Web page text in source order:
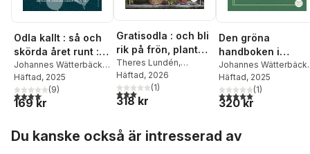
Odla kallt : så och
skörda året runt :
grönsaker,
sommarblommor,
perenner
Johannes Wätterbäck,
Theres Lundén
Häftad, 2025
4,1utav 5 stjärnor. Totalt antal röster:
(9)
169 kr
Gratisodla : och bli
rik på frön, plantor,
blommor och
grönsaker
Theres Lundén,
Johannes Wätterbäck
Häftad, 2026
3,0utav 5 stjärnor. Totalt antal röster:
(1)
318 kr
Den gröna
handboken i
grönsaksodling
Johannes Wätterbäck,
Theres Lundén
Häftad, 2025
5,0utav 5 stjärnor.
(1)
320 kr
Du kanske också är intresserad av